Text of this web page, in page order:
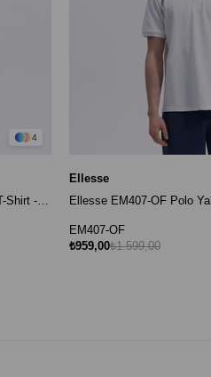
4
Ellesse EM376-OF Oversize Tee Erkek T-Shirt - Kırık Beyaz
Ellesse
EM407-OF
₺959,00₺1.599,00